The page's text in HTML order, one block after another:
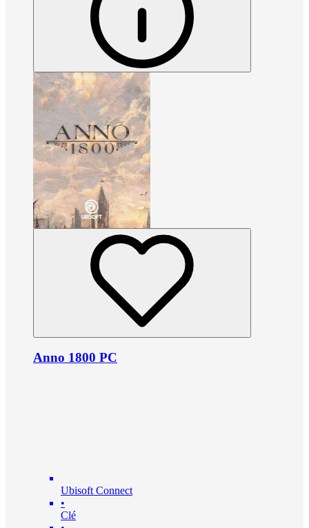
Anno 1800 PC
Ubisoft Connect
•
Clé